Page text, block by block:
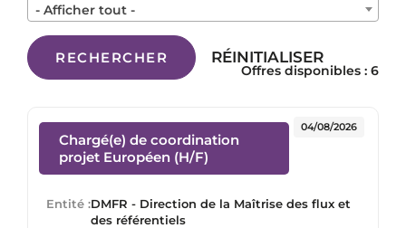
- Afficher tout -
RECHERCHER RÉINITIALISER
Offres disponibles : 6
Chargé(e) de coordination
projet Européen (H/F)
Entité :DMFR - Direction de la Maîtrise des flux et
des référentiels
04/08/2026